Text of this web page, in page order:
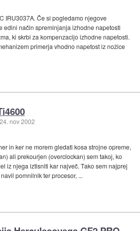
IRU3037A. Če si pogledamo njegove
edini način spreminjanja izhodne napetosti
ki skrbi za kompenzacijo izhodne napetosti.
primerja vhodno napetost iz nožice
24. nov 2002
in ker ne morem gledati kosa strojne opreme,
ali prekourjen (overclockan) sem takoj, ko
iz njega iztisniti kar največ. Tako sem najprej
pomnilnik ter procesor, ...